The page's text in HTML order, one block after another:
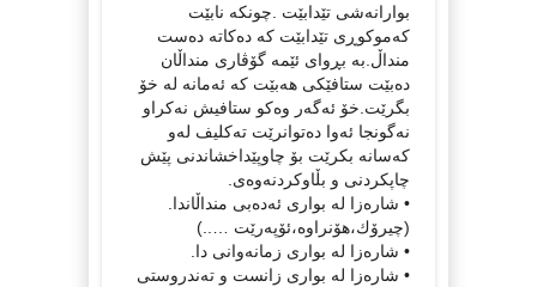
بوارانه‌شی تێدابێت .چونكه‌ نابێت
كه‌موكوڕی تێدابێت كه‌ ده‌كاته‌ ده‌ست
منداڵ.به‌ بڕوای ئێمه‌ گۆڤاری منداڵان
ده‌بێت ستافێكی هه‌بێت كه‌ ئه‌مانه‌ له‌ خۆ
بگرێت.خۆ ئه‌گه‌ر وه‌كو ستافیش نه‌كراو
نه‌گونجا ئه‌وا ده‌توانرێت ته‌كلیف له‌و
كه‌سانه‌ بكرێت بۆ چاوپێداخشاندنی پێش
چاپكردنی و بڵاوكردنه‌وه‌ی.
• شاره‌زا له‌ بواری ئه‌ده‌بی منداڵاندا.
(چیرۆك،هۆنراوه‌،ئۆپه‌رێت …..)
• شاره‌زا له‌ بواری زمانه‌وانی دا.
• شاره‌زا له‌ بواری زانست و ته‌ندروستی